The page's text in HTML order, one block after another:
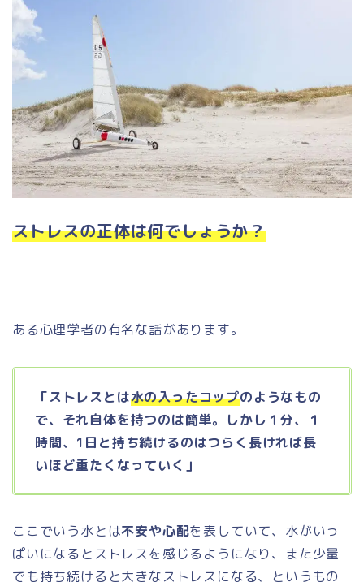
ストレスの正体は何でしょうか？
ある心理学者の有名な話があります。
「ストレスとは水の入ったコップのようなもの
で、それ自体を持つのは簡単。しかし１分、１
時間、1日と持ち続けるのはつらく長ければ長
いほど重たくなっていく」
ここでいう水とは不安や心配を表していて、水がいっ
ぱいになるとストレスを感じるようになり、また少量
でも持ち続けると大きなストレスになる、というもの